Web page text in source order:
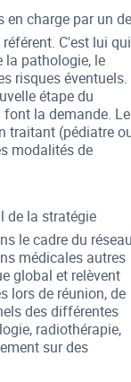
en charge par un
C'est lui qui
pathologie, le
risques éventuels.
étape du
la demande. Le
traitant (pédiatre
modalités de
de la stratégie
le cadre du réseau
médicales autres
global et relèvent
lors de réunion, de
des différentes
radiothérapie,
sur des